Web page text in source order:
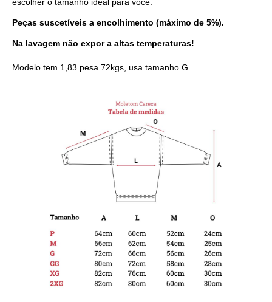
Peças suscetíveis a encolhimento (máximo de 5%).
Na lavagem não expor a altas temperaturas!
Modelo tem 1,83 pesa 72kgs, usa tamanho G